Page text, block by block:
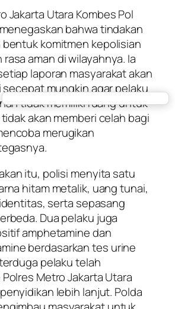
Jakarta Utara Kombes Pol
bahwa tindakan
bentuk komitmen kepolisian
aman di wilayahnya. Ia
laporan masyarakat akan
mungkin agar pelaku
tidak memiliki ruang untuk
tidak akan memberi celah bagi
merugikan
itu, polisi menyita satu
hitam metalik, uang tunai,
serta sepasang
Dua pelaku juga
amphetamine dan
berdasarkan tes urine
pelaku telah
Metro Jakarta Utara
lebih lanjut. Polda